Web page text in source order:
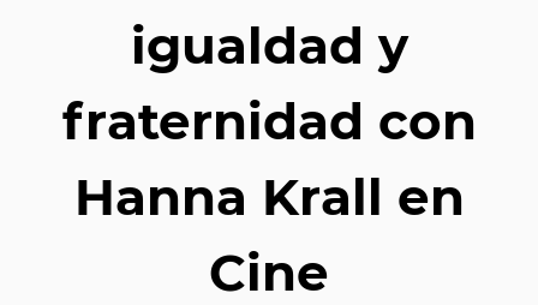
igualdad y
fraternidad con
Hanna Krall en
Cine